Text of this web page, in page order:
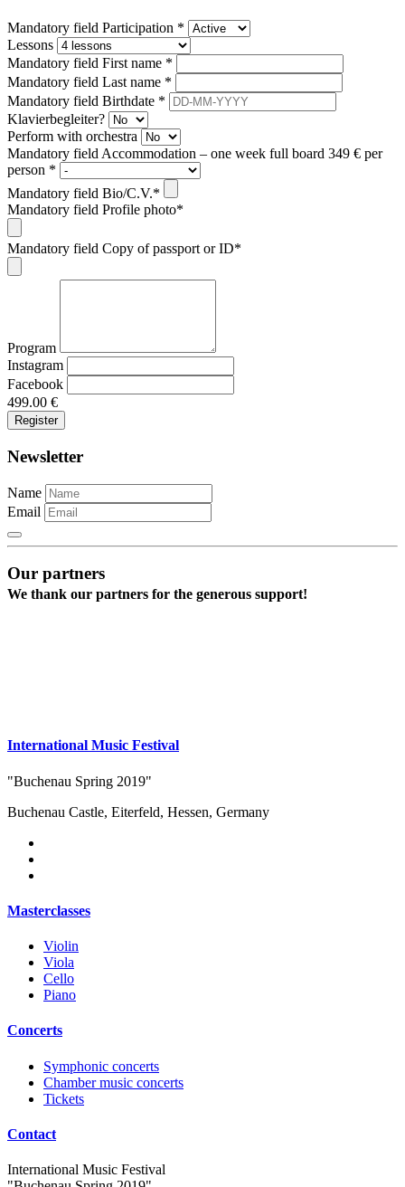
Mandatory field Participation *
Lessons
Mandatory field First name *
Mandatory field Last name *
Mandatory field Birthdate *
Klavierbegleiter?
Perform with orchestra
Mandatory field Accommodation – one week full board 349 € per
person *
Mandatory field Bio/C.V.*
Mandatory field Profile photo*
Mandatory field Copy of passport or ID*
Program
Instagram
Facebook
499.00 €
Newsletter
Name
Email
Our partners
We thank our partners for the generous support!
International Music Festival
"Buchenau Spring 2019"
Buchenau Castle, Eiterfeld, Hessen, Germany
Masterclasses
Violin
Viola
Cello
Piano
Concerts
Symphonic concerts
Chamber music concerts
Tickets
Contact
International Music Festival